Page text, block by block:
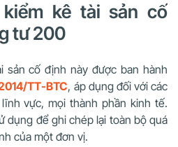
kê tài sản cố
tư 200
sản cố định này được ban hành
TT-BTC, áp dụng đối với các
vực, mọi thành phần kinh tế.
dụng để ghi chép lại toàn bộ quá
của một đơn vị.